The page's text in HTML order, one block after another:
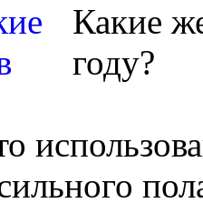
Какие
году?